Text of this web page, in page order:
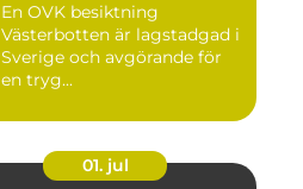
En OVK besiktning
Västerbotten är lagstadgad i
Sverige och avgörande för
en tryg...
01. jul